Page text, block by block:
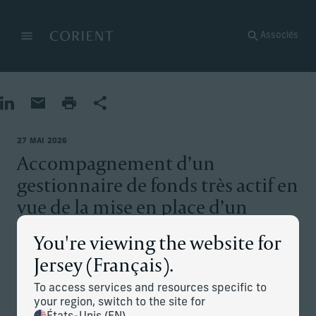
MenuRetour à la page d’accueil
You're viewing the website for
Jersey (Français).
To access services and resources specific to
your region, switch to the site for
Associés
Partager sur LinkedIn
Partager par e-mail
Imprimer la page
Partager
27 MAI 2026
Accompagnement d’un
gestionnaire de fonds très actif en
vue de la mise en place d’un
Private Office aux États-Unis
La situation
Un gestionnaire de fonds très prospère, résident américain,